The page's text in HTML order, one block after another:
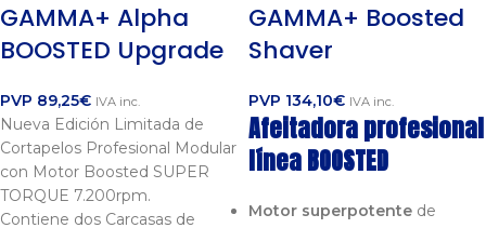
GAMMA+ Alpha
BOOSTED Upgrade
PVP 89,25€ IVA inc.
Nueva Edición Limitada de
Cortapelos Profesional Modular
con Motor Boosted SUPER
TORQUE 7.200rpm.
Contiene dos Carcasas de
GAMMA+ Boosted
Shaver
PVP 134,10€ IVA inc.
Afeitadora profesional
línea BOOSTED
Motor superpotente de